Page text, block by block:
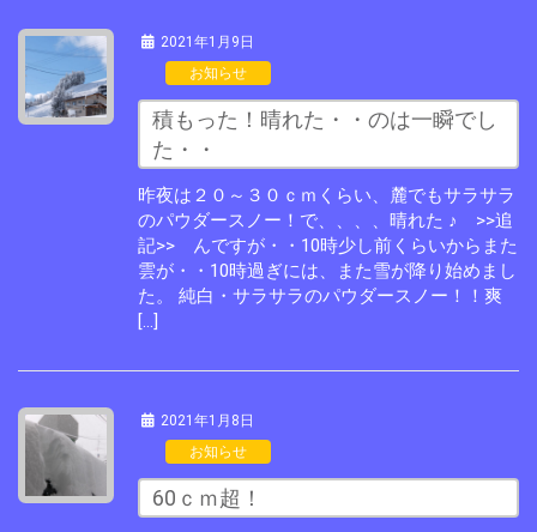
2021年1月9日
お知らせ
積もった！晴れた・・のは一瞬でし
た・・
昨夜は２０～３０ｃｍくらい、麓でもサラサラ
のパウダースノー！で、、、、晴れた ♪ >>追
記>> んですが・・10時少し前くらいからまた
雲が・・10時過ぎには、また雪が降り始めまし
た。 純白・サラサラのパウダースノー！！爽
[…]
2021年1月8日
お知らせ
60ｃｍ超！